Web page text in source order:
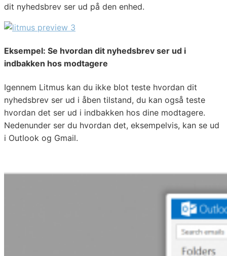
dit nyhedsbrev ser ud på den enhed.
Eksempel: Se hvordan dit nyhedsbrev ser ud i
indbakken hos modtagere
Igennem Litmus kan du ikke blot teste hvordan dit
nyhedsbrev ser ud i åben tilstand, du kan også teste
hvordan det ser ud i indbakken hos dine modtagere.
Nedenunder ser du hvordan det, eksempelvis, kan se ud
i Outlook og Gmail.